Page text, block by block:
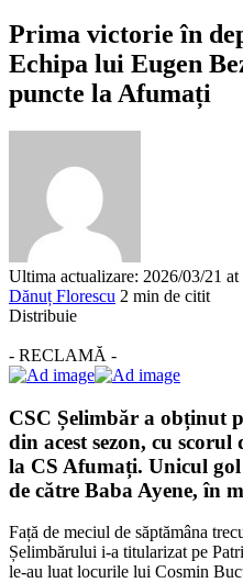
Prima victorie în
Echipa lui Eugen
puncte la Afumați
Ultima actualizare: 2026/03/21
Dănuț Florescu 2 min de citit
Distribuie
- RECLAMĂ -
CSC Șelimbăr a obținut
din acest sezon, cu scorul
la CS Afumați. Unicul
de către Baba Ayene, în
Față de meciul de săptămâna
Șelimbărului i-a titularizat pe
le-au luat locurile lui Cosmin